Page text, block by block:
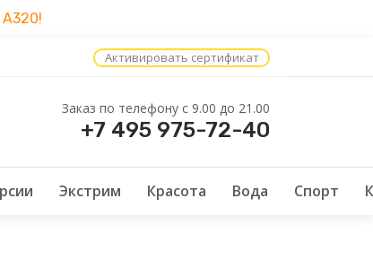
Заказ по телефону c 9.00 до 21.00
+7 495 975-72-40
Активировать сертификат
Экстрим Красота Вода Спорт